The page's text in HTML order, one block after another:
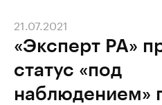
«Эксперт РА»
статус «под
наблюдением»
21.07.2021